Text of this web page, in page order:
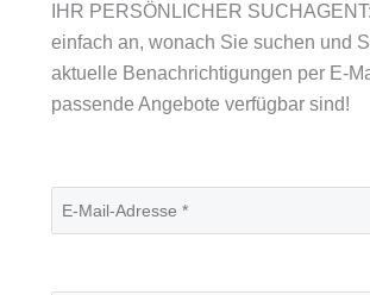
IHR PERSÖNLICHER
einfach an, wonach Sie suchen und
aktuelle Benachrichtigungen per E-
passende Angebote verfügbar sind!